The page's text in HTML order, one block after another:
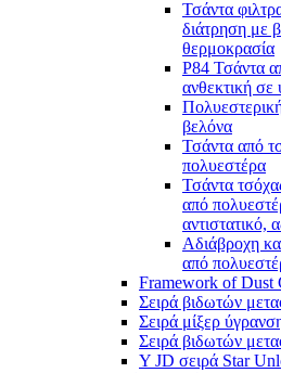
Τσάντα
διάτρηση με
θερμοκρασία
P84 Τσάντα
ανθεκτική σε
βελόνα
Τσάντα από
πολυεστέρα
Τσάντα
από
αντιστατικό,
Αδιάβροχη
από
Framework of Dust
Σειρά βιδωτών
Σειρά μίξερ
Σειρά βιδωτών
Y JD σειρά Star